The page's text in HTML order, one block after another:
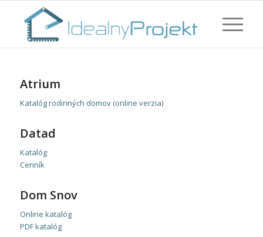
Atrium
Katalóg rodinných domov(online verzia)
Datad
Katalóg
Cenník
Dom Snov
Online katalóg
PDF katalóg